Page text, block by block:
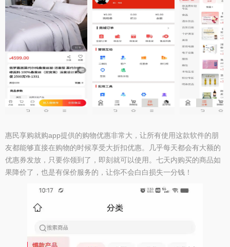
惠民享购就购app提供的购物优惠非常大，让所有使用这款软件的朋
友都能够直接在购物的时候享受大折扣优惠。几乎每天都会有大额的
优惠券发放，只要你领到了，即刻就可以使用。七天内购买的商品如
果降价了，也是有保价服务的，让你不会白白损失一分钱！